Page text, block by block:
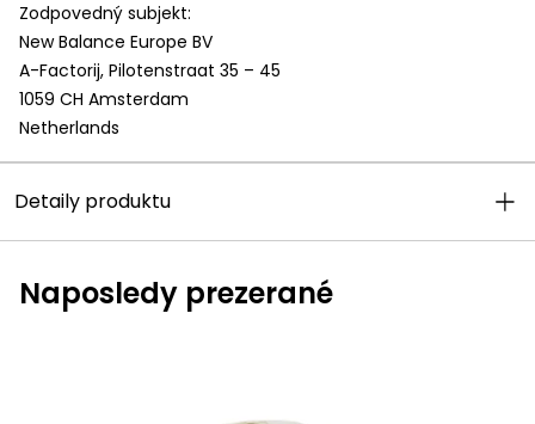
Zodpovedný subjekt:
New Balance Europe BV
A-Factorij, Pilotenstraat 35 – 45
1059 CH Amsterdam
Netherlands
Detaily produktu
Naposledy prezerané